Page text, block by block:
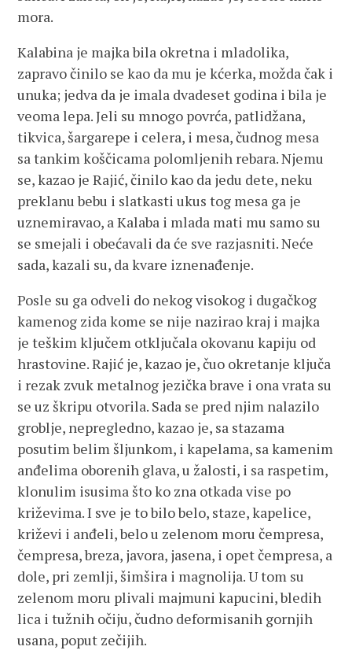
mora.
Kalabina je majka bila okretna i mladolika,
zapravo činilo se kao da mu je kćerka, možda čak i
unuka; jedva da je imala dvadeset godina i bila je
veoma lepa. Jeli su mnogo povrća, patlidžana,
tikvica, šargarepe i celera, i mesa, čudnog mesa
sa tankim koščicama polomljenih rebara. Njemu
se, kazao je Rajić, činilo kao da jedu dete, neku
preklanu bebu i slatkasti ukus tog mesa ga je
uznemiravao, a Kalaba i mlada mati mu samo su
se smejali i obećavali da će sve razjasniti. Neće
sada, kazali su, da kvare iznenađenje.
Posle su ga odveli do nekog visokog i dugačkog
kamenog zida kome se nije nazirao kraj i majka
je teškim ključem otključala okovanu kapiju od
hrastovine. Rajić je, kazao je, čuo okretanje ključa
i rezak zvuk metalnog jezička brave i ona vrata su
se uz škripu otvorila. Sada se pred njim nalazilo
groblje, nepregledno, kazao je, sa stazama
posutim belim šljunkom, i kapelama, sa kamenim
anđelima oborenih glava, u žalosti, i sa raspetim,
klonulim isusima što ko zna otkada vise po
križevima. I sve je to bilo belo, staze, kapelice,
križevi i anđeli, belo u zelenom moru čempresa,
čempresa, breza, javora, jasena, i opet čempresa, a
dole, pri zemlji, šimšira i magnolija. U tom su
zelenom moru plivali majmuni kapucini, bledih
lica i tužnih očiju, čudno deformisanih gornjih
usana, poput zečijih.